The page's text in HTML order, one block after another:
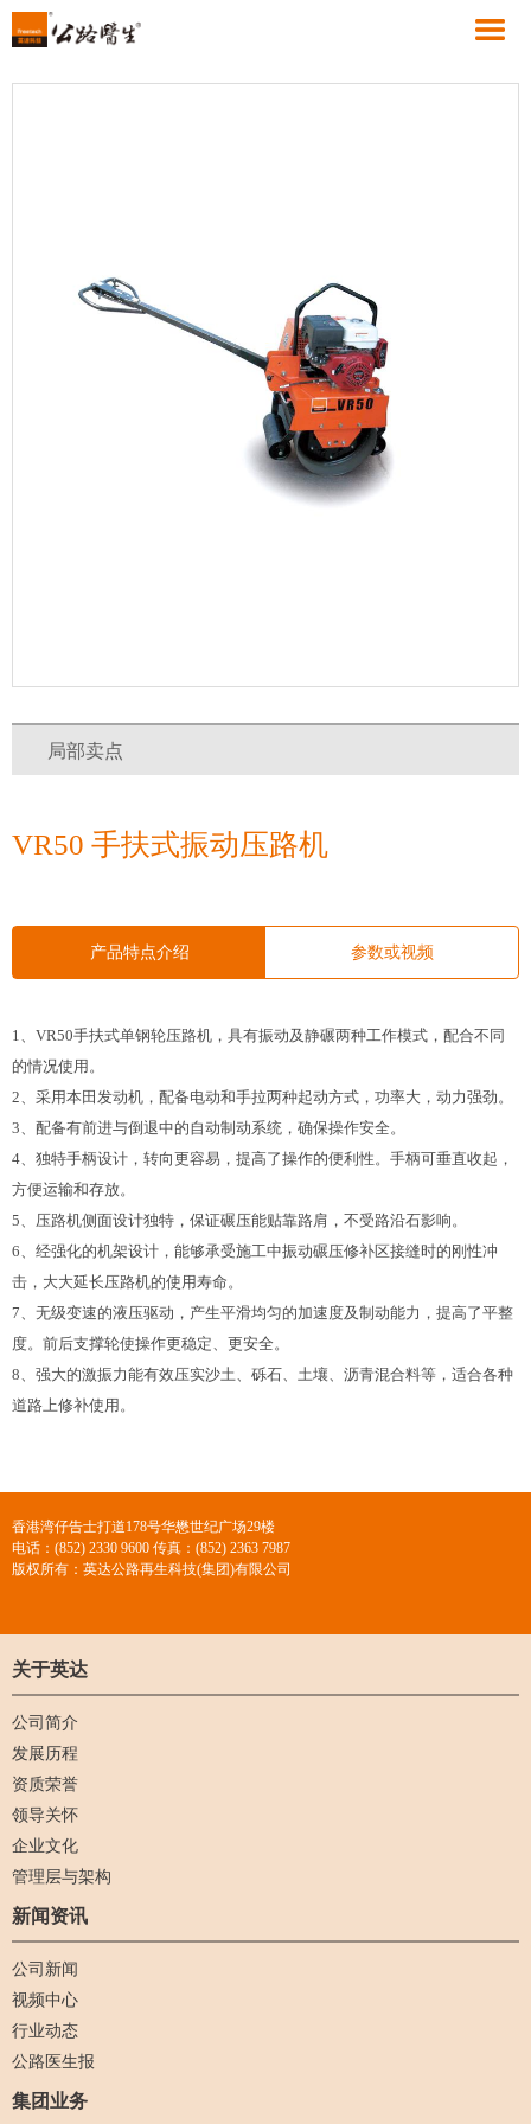
局部卖点
VR50 手扶式振动压路机
产品特点介绍 参数或视频
1、 VR50手扶式单钢轮压路机，具有振动及静碾两种工作模式，配合不同
的情况使用。
2、采用本田发动机，配备电动和手拉两种起动方式，功率大，动力强劲。
3、配备有前进与倒退中的自动制动系统，确保操作安全。
4、独特手柄设计，转向更容易，提高了操作的便利性。手柄可垂直收起，
方便运输和存放。
5、压路机侧面设计独特，保证碾压能贴靠路肩，不受路沿石影响。
6、经强化的机架设计，能够承受施工中振动碾压修补区接缝时的刚性冲
击，大大延长压路机的使用寿命。
7、无级变速的液压驱动，产生平滑均匀的加速度及制动能力，提高了平整
度。前后支撑轮使操作更稳定、更安全。
8、强大的激振力能有效压实沙土、砾石、土壤、沥青混合料等，适合各种
道路上修补使用。
香港湾仔告士打道178号华懋世纪广场29楼
电话：(852) 2330 9600 传真：(852) 2363 7987
版权所有：英达公路再生科技(集团)有限公司
关于英达
公司简介
发展历程
资质荣誉
领导关怀
企业文化
管理层与架构
新闻资讯
公司新闻
视频中心
行业动态
公路医生报
集团业务